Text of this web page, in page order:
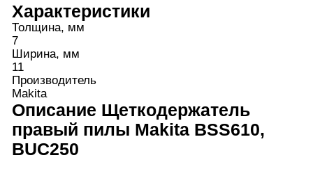
Характеристики
Толщина, мм
7
Ширина, мм
11
Производитель
Makita
Описание Щеткодержатель
правый пилы Makita BSS610,
BUC250